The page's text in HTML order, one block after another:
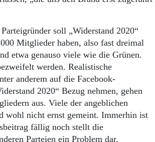
soll „Widerstand 2020“
Mitglieder haben, also fast dreimal
etwa genauso viele wie die Grünen.
werden. Realistische
anderem auf die Facebook-
2020“ Bezug nehmen, gehen
aus. Viele der angeblichen
wohl nicht ernst gemeint. Immerhin ist
fällig noch stellt die
Parteien ein Problem dar.